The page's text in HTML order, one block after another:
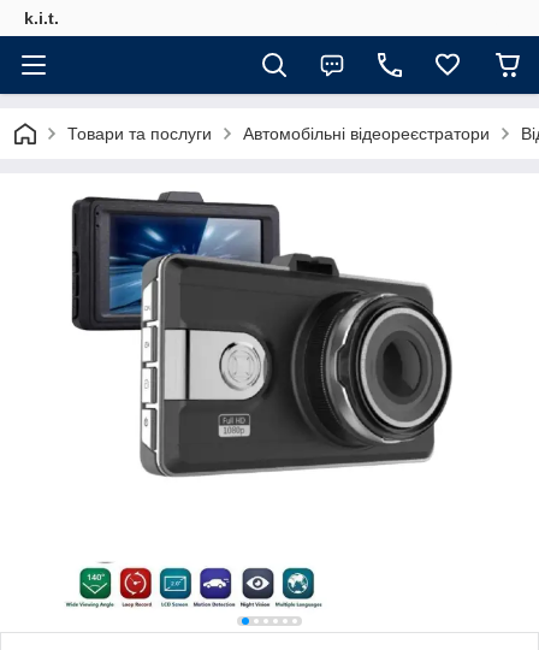
k.i.t.
Товари та послуги Автомобільні відеореєстратори